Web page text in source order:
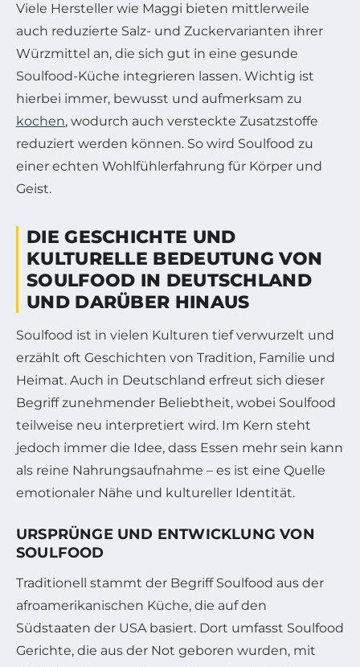
Viele Hersteller wie Maggi bieten mittlerweile
auch reduzierte Salz- und Zuckervarianten ihrer
Würzmittel an, die sich gut in eine gesunde
Soulfood-Küche integrieren lassen. Wichtig ist
hierbei immer, bewusst und aufmerksam zu
kochen, wodurch auch versteckte Zusatzstoffe
reduziert werden können. So wird Soulfood zu
einer echten Wohlfühlerfahrung für Körper und
Geist.
DIE GESCHICHTE UND
KULTURELLE BEDEUTUNG VON
SOULFOOD IN DEUTSCHLAND
UND DARÜBER HINAUS
Soulfood ist in vielen Kulturen tief verwurzelt und
erzählt oft Geschichten von Tradition, Familie und
Heimat. Auch in Deutschland erfreut sich dieser
Begriff zunehmender Beliebtheit, wobei Soulfood
teilweise neu interpretiert wird. Im Kern steht
jedoch immer die Idee, dass Essen mehr sein kann
als reine Nahrungsaufnahme – es ist eine Quelle
emotionaler Nähe und kultureller Identität.
URSPRÜNGE UND ENTWICKLUNG VON
SOULFOOD
Traditionell stammt der Begriff Soulfood aus der
afroamerikanischen Küche, die auf den
Südstaaten der USA basiert. Dort umfasst Soulfood
Gerichte, die aus der Not geboren wurden, mit